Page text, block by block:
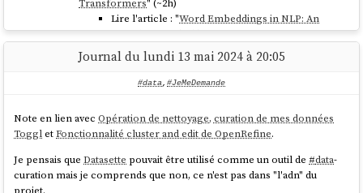
Transformers" (~2h)
Lire l'article : "Word Embeddings in NLP: An
Introduction" (~2h)
Lire l'article : " Attention Is All You Need
Parcourir les mises en pratique deSimon Willison:
https://til.simonwillison.net/llms(~3h)
sans doute à modifier.
optimiste du temps nécessaire à l'écoute ou à la lecture.
D'après cette liste, j'estime à environ 86 heures pour me former sur ce
Journal du lundi 13 mai 2024 à 20:05
#data, #JeMeDemande
Note en lien avecOpération de nettoyage, curation de mes données
ToggletFonctionnalité cluster and edit de OpenRefine.
Je pensais queDatasette pouvait être utilisé comme un outil de #data-
curation mais je comprends que non, ce n'est pas dans "l'adn" du
projet.